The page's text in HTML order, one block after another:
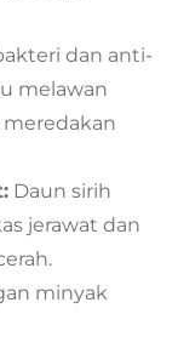
dan anti-
melawan
Daun sirih
jerawat dan
minyak